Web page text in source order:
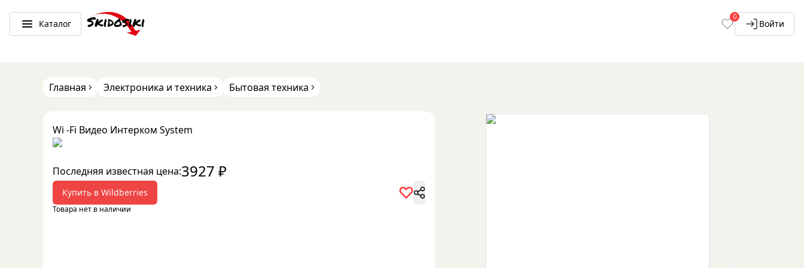
Каталог
0
Войти
Главная Электроника и техника Бытовая техника
Wi -Fi Видео Интерком System
Последняя известная цена:3927 ₽
Купить в Wildberries
Товара нет в наличии